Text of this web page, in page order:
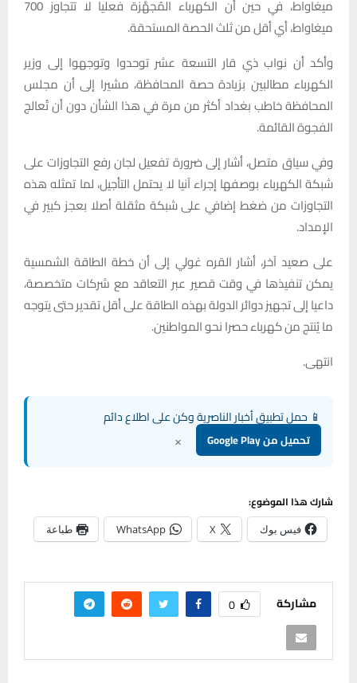
ميغاواط، في حين أن الكهرباء المُجهَّزة فعليا لا تتجاوز 700
ميغاواط، أي أقل من ثلث الحصة المستحقة.
وأكد أن نواب ذي قار التسعة عشر توحدوا وتوجهوا إلى وزير
الكهرباء مطالبين بزيادة حصة المحافظة، مشيرا إلى أن مجلس
المحافظة خاطب بغداد أكثر من مرة في هذا الشأن دون أن تُعالج
الفجوة القائمة.
وفي سياق متصل، أشار إلى ضرورة تفعيل لجان رفع التجاوزات على
شبكة الكهرباء بوصفها إجراء آنيا لا يحتمل التأجيل، لما تمثله هذه
التجاوزات من ضغط إضافي على شبكة مثقلة أصلا بعجز كبير في
الإمداد.
على صعيد آخر، أشار القره غولي إلى أن خطة الطاقة الشمسية
يمكن تنفيذها في وقت قصير عبر التعاقد مع شركات متخصصة،
داعيا إلى تجهيز دوائر الدولة بهذه الطاقة على أقل تقدير حتى يتوجه
ما يُنتج من كهرباء حصرا نحو المواطنين.
انتهى.
📱 حمل تطبيق أخبار الناصرية وكن على اطلاع دائم
تحميل من Google Play ×
شارك هذا الموضوع:
فيس بوك X
WhatsApp طباعة
مشاركة 0